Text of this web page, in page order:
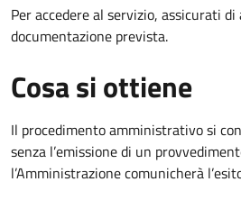
Per accedere al servizio, assicurati
documentazione prevista.
Cosa si ottiene
Il procedimento amministrativo si
senza l’emissione di un
l’Amministrazione comunicherà